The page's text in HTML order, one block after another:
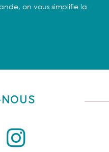
on vous simplifie la